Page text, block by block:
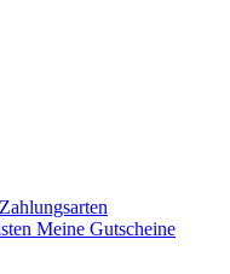
Zahlungsarten
Meine Gutscheine